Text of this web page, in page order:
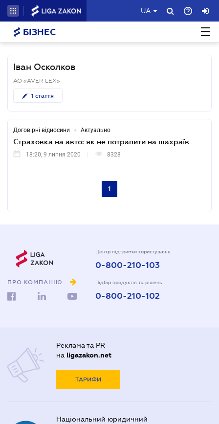
UA
БІЗНЕС
Іван Осколков
АО «AVER LEX»
1 стаття
Договірні відносини • Актуально
Страховка на авто: як не потрапити на шахраїв
18:20, 9 липня 2020 8328
1
ПРО КОМПАНІЮ
Центр підтримки користувачів
0-800-210-103
Підбір продуктів та рішень
0-800-210-102
Реклама та PR
на ligazakon.net
ТАРИФИ
Національний юридичний